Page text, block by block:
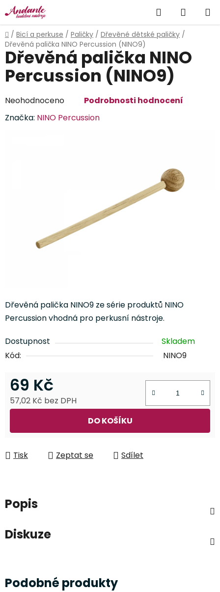
Přejít
na
obsah
Hledat
KOŠÍK
Domů
/ Bicí a perkuse / Paličky / Dřevěné dětské paličky /
Dřevěná palička NINO Percussion (NINO9)
Dřevěná palička NINO9 ze série produktů NINO
Percussion vhodná pro perkusní nástroje.
Dostupnost
Skladem
Kód:
NINO9
69 Kč
57,02 Kč bez DPH
DO KOŠÍKU
Tisk Zeptat se Sdílet
Dřevěná palička NINO
Percussion (NINO9)
Průměrné
produktu
Neohodnoceno
Podrobnosti hodnocení
Značka: NINO Percussion
Popis
Diskuze
Podobné produkty